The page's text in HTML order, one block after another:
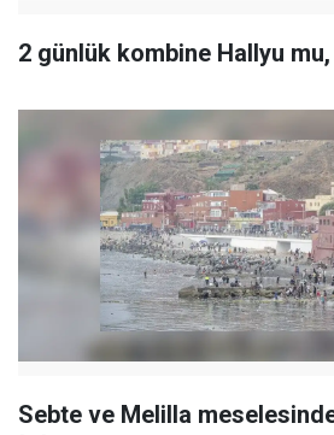
2 günlük kombine Hallyu mu,
Sebte ve Melilla meselesinde